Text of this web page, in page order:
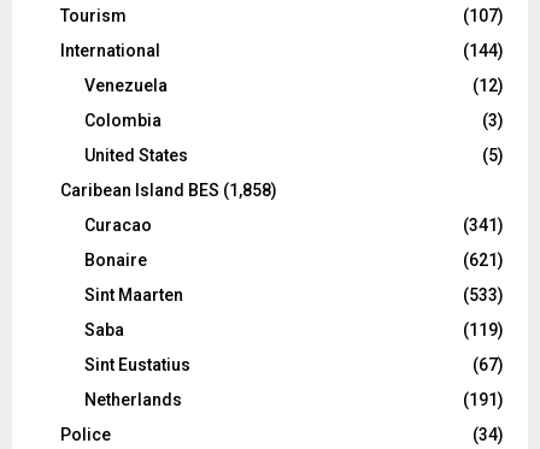
Tourism
(107)
International
(144)
Venezuela
(12)
Colombia
(3)
United States
(5)
Caribean Island BES (1,858)
Curacao
(341)
Bonaire
(621)
Sint Maarten
(533)
Saba
(119)
Sint Eustatius
(67)
Netherlands
(191)
Police
(34)